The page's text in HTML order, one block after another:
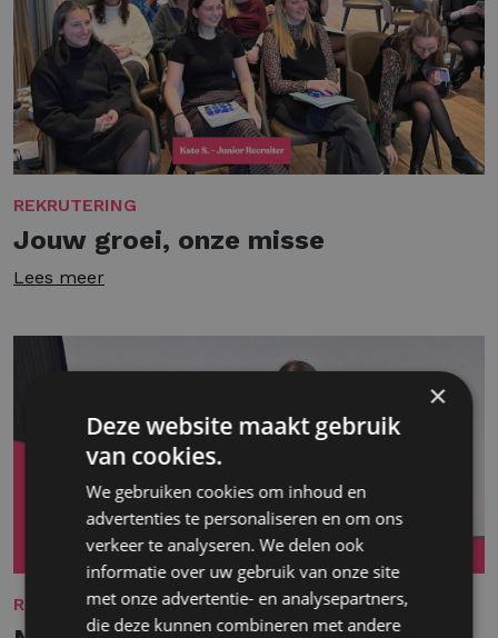
REKRUTERING
Jouw groei, onze misse
Lees meer
REKRUTERING
×
Deze website maakt gebruik
van cookies.
We gebruiken cookies om inhoud en
advertenties te personaliseren en om ons
verkeer te analyseren. We delen ook
informatie over uw gebruik van onze site
met onze advertentie- en analysepartners,
die deze kunnen combineren met andere